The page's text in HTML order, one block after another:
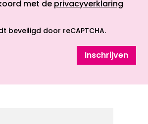
met de privacyverklaring
beveiligd door reCAPTCHA.
Inschrijven